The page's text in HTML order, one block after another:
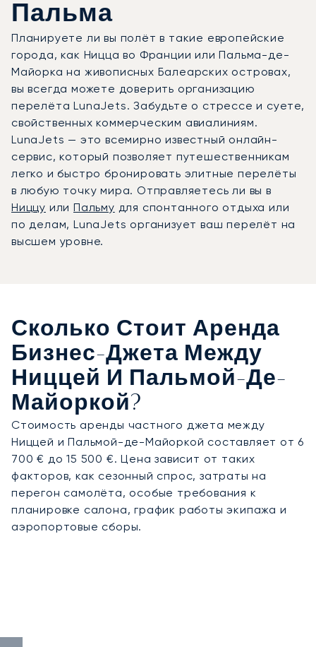
Пальма
Планируете ли вы полёт в такие европейские
города, как Ницца во Франции или Пальма-де-
Майорка на живописных Балеарских островах,
вы всегда можете доверить организацию
перелёта LunaJets. Забудьте о стрессе и суете,
свойственных коммерческим авиалиниям.
LunaJets — это всемирно известный онлайн-
сервис, который позволяет путешественникам
легко и быстро бронировать элитные перелёты
в любую точку мира. Отправляетесь ли вы в
Ниццу или Пальму для спонтанного отдыха или
по делам, LunaJets организует ваш перелёт на
высшем уровне.
Сколько Стоит Аренда
Бизнес-Джета Между
Ниццей И Пальмой-Де-
Майоркой?
Стоимость аренды частного джета между
Ниццей и Пальмой-де-Майоркой составляет от 6
700 € до 15 500 €. Цена зависит от таких
факторов, как сезонный спрос, затраты на
перегон самолёта, особые требования к
планировке салона, график работы экипажа и
аэропортовые сборы.